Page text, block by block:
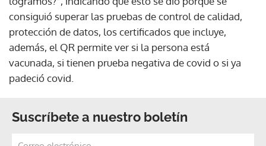
consiguió superar las pruebas de control de calidad,
protección de datos, los certificados que incluye,
además, el QR permite ver si la persona está
vacunada, si tienen prueba negativa de covid o si ya
padeció covid.
Suscríbete a nuestro boletín